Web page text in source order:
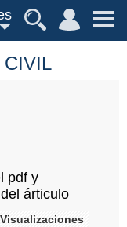
CIVIL
pdf y
árticulo
Visualizaciones